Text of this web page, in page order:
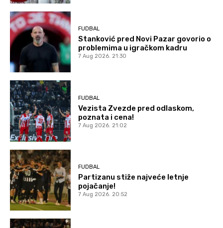
FUDBAL
Stanković pred Novi Pazar govorio o
problemima u igračkom kadru
7 Aug 2026. 21:30
FUDBAL
Vezista Zvezde pred odlaskom,
poznata i cena!
7 Aug 2026. 21:02
FUDBAL
Partizanu stiže najveće letnje
pojačanje!
7 Aug 2026. 20:52